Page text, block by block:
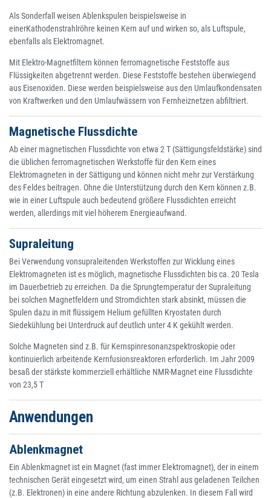
Als Sonderfall weisen Ablenkspulen beispielsweise in
einerKathodenstrahlröhre keinen Kern auf und wirken so, als Luftspule,
ebenfalls als Elektromagnet.
Mit Elektro-Magnetfiltern können ferromagnetische Feststoffe aus
Flüssigkeiten abgetrennt werden. Diese Feststoffe bestehen überwiegend
aus Eisenoxiden. Diese werden beispielsweise aus den Umlaufkondensaten
von Kraftwerken und den Umlaufwässern von Fernheiznetzen abfiltriert.
Magnetische Flussdichte
Ab einer magnetischen Flussdichte von etwa 2 T (Sättigungsfeldstärke) sind
die üblichen ferromagnetischen Werkstoffe für den Kern eines
Elektromagneten in der Sättigung und können nicht mehr zur Verstärkung
des Feldes beitragen. Ohne die Unterstützung durch den Kern können z.B.
wie in einer Luftspule auch bedeutend größere Flussdichten erreicht
werden, allerdings mit viel höherem Energieaufwand.
Supraleitung
Bei Verwendung vonsupraleitenden Werkstoffen zur Wicklung eines
Elektromagneten ist es möglich, magnetische Flussdichten bis ca. 20 Tesla
im Dauerbetrieb zu erreichen. Da die Sprungtemperatur der Supraleitung
bei solchen Magnetfeldern und Stromdichten stark absinkt, müssen die
Spulen dazu in mit flüssigem Helium gefüllten Kryostaten durch
Siedekühlung bei Unterdruck auf deutlich unter 4 K gekühlt werden.
Solche Magneten sind z.B. für Kernspinresonanzspektroskopie oder
kontinuierlich arbeitende Kernfusionsreaktoren erforderlich. Im Jahr 2009
besaß der stärkste kommerziell erhältliche NMR-Magnet eine Flussdichte
von 23,5 T
Anwendungen
Ablenkmagnet
Ein Ablenkmagnet ist ein Magnet (fast immer Elektromagnet), der in einem
technischen Gerät eingesetzt wird, um einen Strahl aus geladenen Teilchen
(z.B. Elektronen) in eine andere Richtung abzulenken. In diesem Fall wird